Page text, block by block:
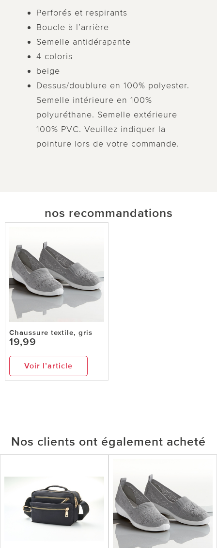
Perforés et respirants
Boucle à l’arrière
Semelle antidérapante
4 coloris
beige
Dessus/doublure en 100% polyester.
Semelle intérieure en 100%
polyuréthane. Semelle extérieure
100% PVC. Veuillez indiquer la
pointure lors de votre commande.
nos recommandations
Chaussure textile, gris
19,99
Voir l’article
Nos clients ont également acheté